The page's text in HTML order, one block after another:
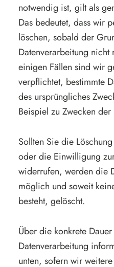
notwendig ist, gilt als
Das bedeutet, dass wir
löschen, sobald der
Datenverarbeitung nicht
einigen Fällen sind wir
verpflichtet, bestimmte
des ursprüngliches
Beispiel zu Zwecken
Sollten Sie die
oder die Einwilligung
widerrufen, werden die
möglich und soweit
besteht, gelöscht.
Über die konkrete
Datenverarbeitung
unten, sofern wir